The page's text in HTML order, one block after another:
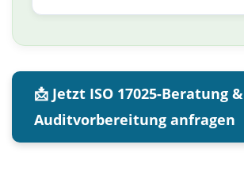
📩 Jetzt ISO 17025-Beratung &
Auditvorbereitung anfragen